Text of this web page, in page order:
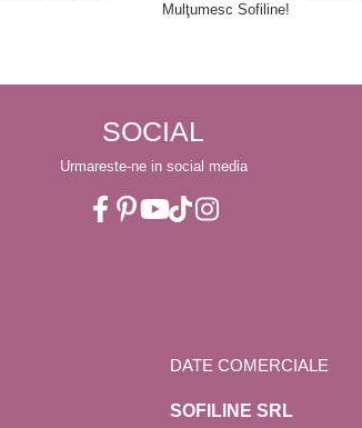
Mulţumesc Sofiline!
SOCIAL
Urmareste-ne in social media
DATE COMERCIALE
SOFILINE SRL